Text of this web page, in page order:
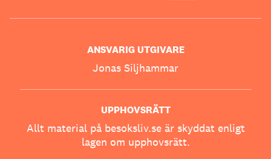
ANSVARIG UTGIVARE
Jonas Siljhammar
UPPHOVSRÄTT
Allt material på besoksliv.se är skyddat enligt
lagen om upphovsrätt.